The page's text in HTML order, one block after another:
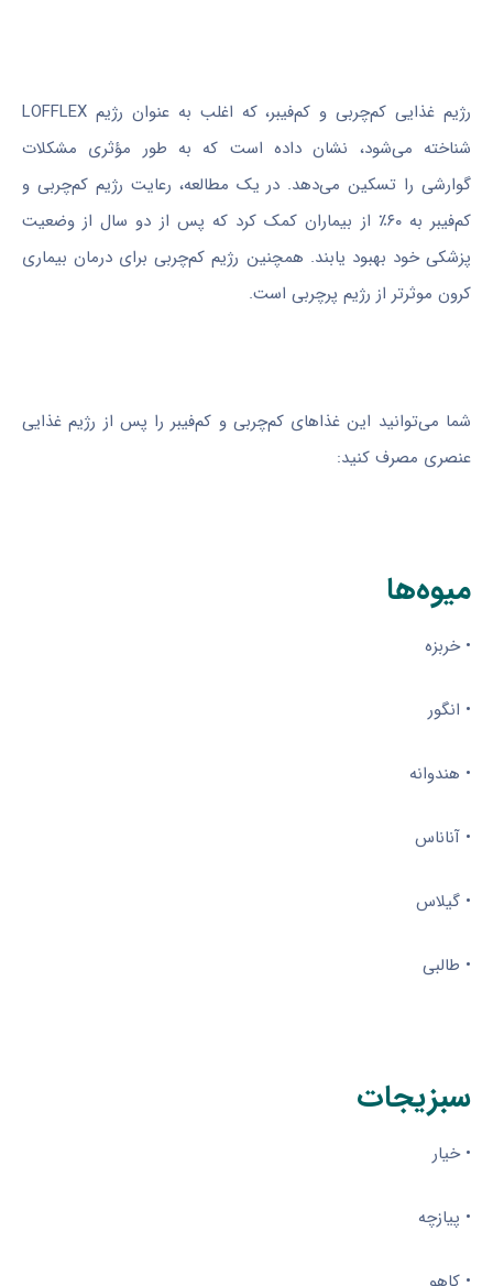
رژیم غذایی کم‌چربی و کم‌فیبر، که اغلب به عنوان رژیم LOFFLEX
شناخته می‌شود، نشان داده است که به طور مؤثری مشکلات
گوارشی را تسکین می‌دهد. در یک مطالعه، رعایت رژیم کم‌چربی و
کم‌فیبر به ۶۰٪ از بیماران کمک کرد که پس از دو سال از وضعیت
پزشکی خود بهبود یابند. همچنین رژیم کم‌چربی برای درمان بیماری
کرون موثرتر از رژیم پرچربی است.
شما می‌توانید این غذاهای کم‌چربی و کم‌فیبر را پس از رژیم غذایی
عنصری مصرف کنید:
میوه‌ها
• خربزه
• انگور
• هندوانه
• آناناس
• گیلاس
• طالبی
سبزیجات
• خیار
• پیازچه